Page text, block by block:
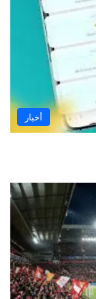
أخبار